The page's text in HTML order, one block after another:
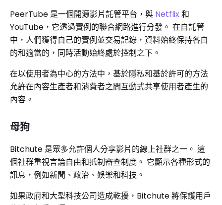
PeerTube 是一個開源影片託管平台，與 Netflix和
YouTube，它透過實例的聯合網路進行分發。 在自託管
中，人們獲得自己的實例並交易記錄，資料始終保持各自
的和適當的，同時活動始終處於控制之下。
在以使用者為中心的方法中，基於隱私和基於許可的方法
允許在內容生產者和消費者之間互動式共享使用者產生的
內容。
母狗
Bitchute 是眾多允許個人分享影片的線上社群之一。 這
個社群重視言論自由和抵制審查制度。 它顯示各種形式的
訊息，例如新聞、政治、娛樂和科技。
如果政府和大型科技公司造成乾擾，Bitchute 將保護用戶